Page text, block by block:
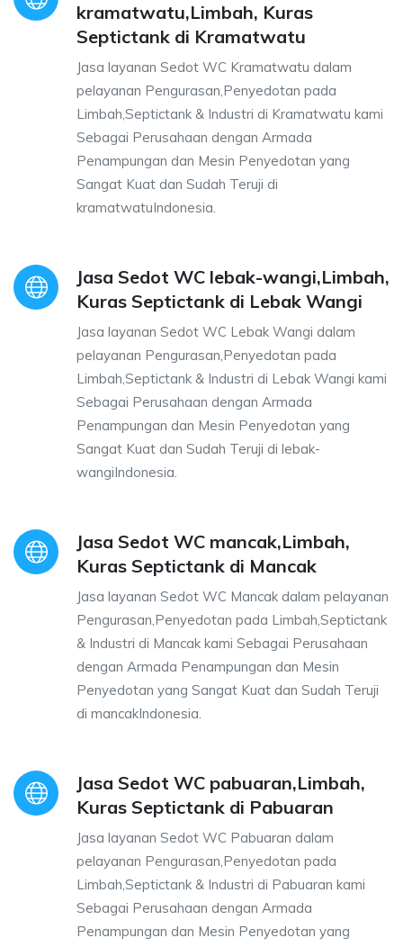
kramatwatu,Limbah, Kuras
Septictank di Kramatwatu
Jasa layanan Sedot WC Kramatwatu dalam
pelayanan Pengurasan,Penyedotan pada
Limbah,Septictank & Industri di Kramatwatu kami
Sebagai Perusahaan dengan Armada
Penampungan dan Mesin Penyedotan yang
Sangat Kuat dan Sudah Teruji di
kramatwatuIndonesia.
Jasa Sedot WC lebak-wangi,Limbah,
Kuras Septictank di Lebak Wangi
Jasa layanan Sedot WC Lebak Wangi dalam
pelayanan Pengurasan,Penyedotan pada
Limbah,Septictank & Industri di Lebak Wangi kami
Sebagai Perusahaan dengan Armada
Penampungan dan Mesin Penyedotan yang
Sangat Kuat dan Sudah Teruji di lebak-
wangiIndonesia.
Jasa Sedot WC mancak,Limbah,
Kuras Septictank di Mancak
Jasa layanan Sedot WC Mancak dalam pelayanan
Pengurasan,Penyedotan pada Limbah,Septictank
& Industri di Mancak kami Sebagai Perusahaan
dengan Armada Penampungan dan Mesin
Penyedotan yang Sangat Kuat dan Sudah Teruji
di mancakIndonesia.
Jasa Sedot WC pabuaran,Limbah,
Kuras Septictank di Pabuaran
Jasa layanan Sedot WC Pabuaran dalam
pelayanan Pengurasan,Penyedotan pada
Limbah,Septictank & Industri di Pabuaran kami
Sebagai Perusahaan dengan Armada
Penampungan dan Mesin Penyedotan yang